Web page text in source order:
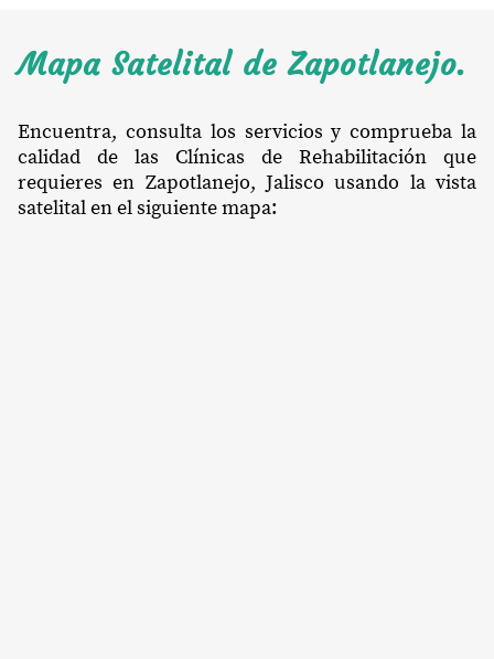
Mapa Satelital de Zapotlanejo.
Encuentra, consulta los servicios y comprueba la
calidad de las Clínicas de Rehabilitación que
requieres en Zapotlanejo, Jalisco usando la vista
satelital en el siguiente mapa: